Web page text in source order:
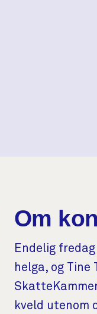
Om
Endelig
helga, og
kveld utenom